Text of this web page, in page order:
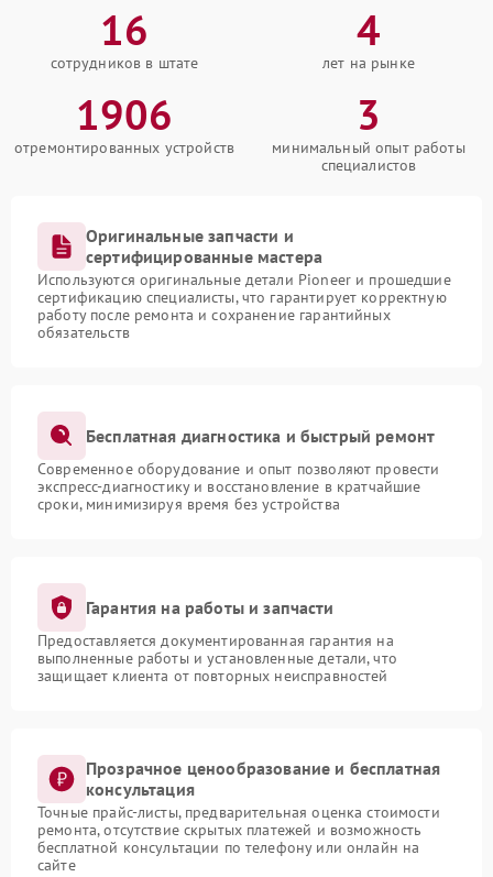
16
сотрудников в штате
4
лет на рынке
1906
отремонтированных устройств
3
минимальный опыт работы
специалистов
Оригинальные запчасти и
сертифицированные мастера
Используются оригинальные детали Pioneer и прошедшие
сертификацию специалисты, что гарантирует корректную
работу после ремонта и сохранение гарантийных
обязательств
Бесплатная диагностика и быстрый ремонт
Современное оборудование и опыт позволяют провести
экспресс-диагностику и восстановление в кратчайшие
сроки, минимизируя время без устройства
Гарантия на работы и запчасти
Предоставляется документированная гарантия на
выполненные работы и установленные детали, что
защищает клиента от повторных неисправностей
Прозрачное ценообразование и бесплатная
консультация
Точные прайс-листы, предварительная оценка стоимости
ремонта, отсутствие скрытых платежей и возможность
бесплатной консультации по телефону или онлайн на
сайте